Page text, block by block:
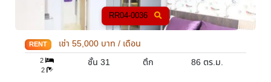
RR04-0036
RENT เช่า55,000 บาท / เดือน
2
2
ชั้น 31 ตึก 86 ตร.ม.